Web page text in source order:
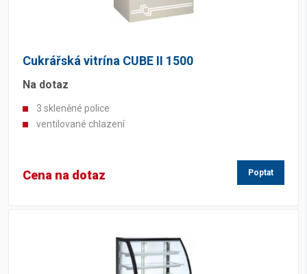
Cukrářská vitrína CUBE II 1500
Na dotaz
3 skleněné police
ventilované chlazení
Cena na dotaz Poptat